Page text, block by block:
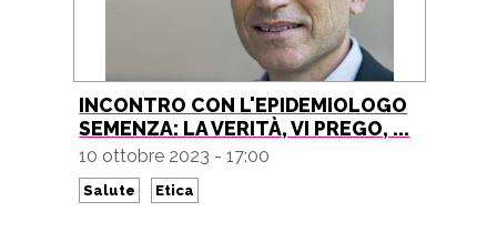
INCONTRO CON L'EPIDEMIOLOGO
SEMENZA: LA VERITÀ, VI PREGO, ...
10 ottobre 2023 - 17:00
Salute Etica